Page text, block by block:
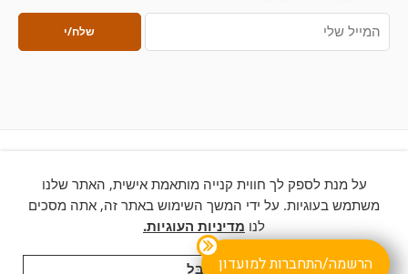
© 2026 – כל הזכויות שמורות ללחם ארטיזן
על מנת לספק לך חווית קנייה מותאמת אישית, האתר שלנו
משתמש בעוגיות. על ידי המשך השימוש באתר זה, אתה מסכים
לנו מדיניות העוגיות.
לְקַבֵּלהרשמה/התחברות למועדון